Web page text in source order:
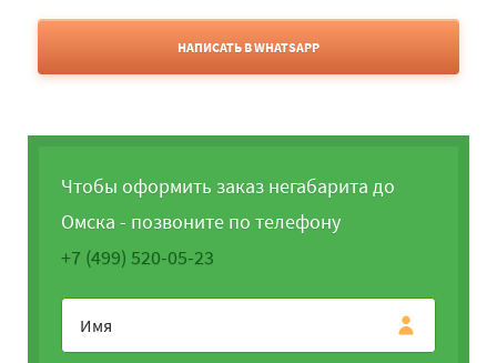
НАПИСАТЬ В WHATSAPP
Чтобы оформить заказ негабарита до
Омска - позвоните по телефону
+7 (499) 520-05-23